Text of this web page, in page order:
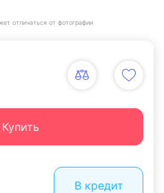
отличаться от фотографии
Купить
В кредит